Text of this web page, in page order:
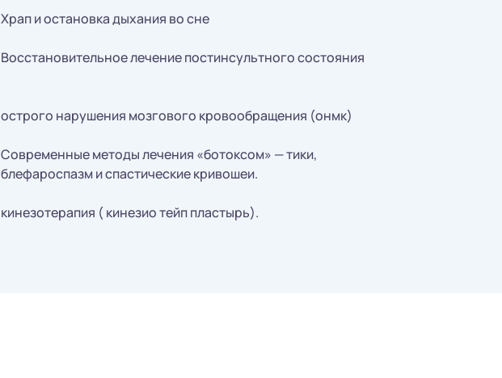
Храп и остановка дыхания во сне
Восстановительное лечение постинсультного состояния
острого нарушения мозгового кровообращения (онмк)
Современные методы лечения «ботоксом» — тики,
блефароспазм и спастические кривошеи.
кинезотерапия ( кинезио тейп пластырь).